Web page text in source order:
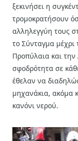
ξεκινήσει η
τρομοκρατήσουν
αλληλεγγύη τους
το Σύνταγμα
Προπύλαια και την
σφοδρότητα σε
έθελαν να
μηχανάκια, ακόμα
κανόνι νερού.